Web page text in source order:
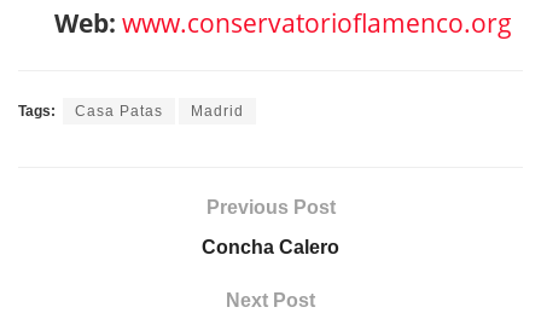
Web: www.conservatorioflamenco.org
Tags: Casa Patas Madrid
Previous Post
Concha Calero
Next Post